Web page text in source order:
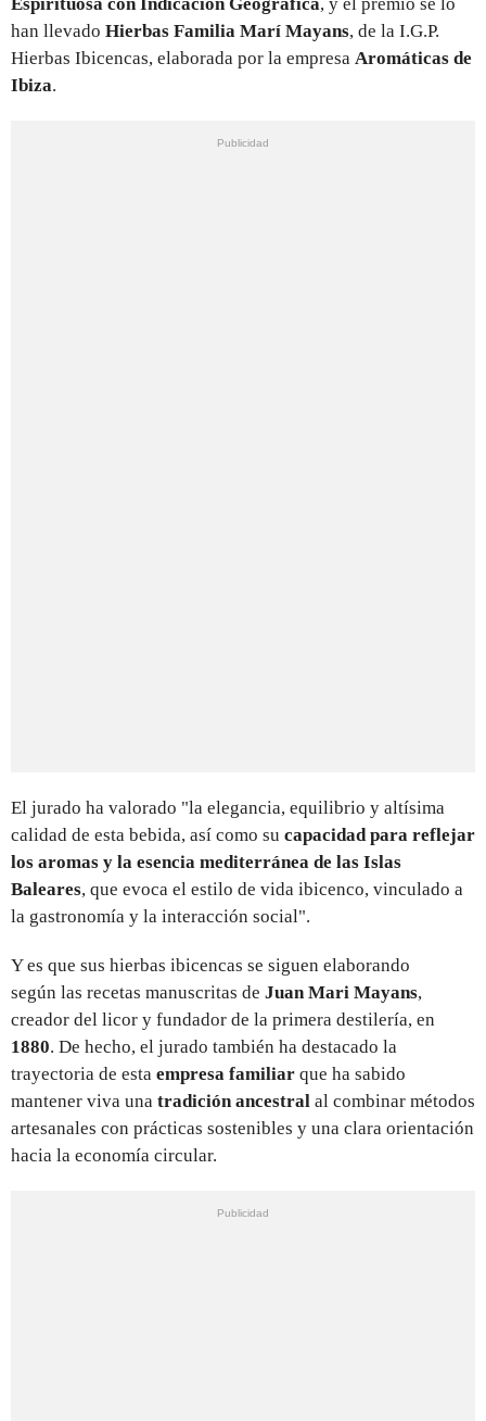
han llevado Hierbas Familia Marí Mayans, de la I.G.P.
Hierbas Ibicencas, elaborada por la empresa Aromáticas de
Ibiza.
El jurado ha valorado "la elegancia, equilibrio y altísima
calidad de esta bebida, así como su capacidad para reflejar
los aromas y la esencia mediterránea de las Islas
Baleares, que evoca el estilo de vida ibicenco, vinculado a
la gastronomía y la interacción social".
Y es que sus hierbas ibicencas se siguen elaborando
según las recetas manuscritas de Juan Mari Mayans,
creador del licor y fundador de la primera destilería, en
1880. De hecho, el jurado también ha destacado la
trayectoria de esta empresa familiar que ha sabido
mantener viva una tradición ancestral al combinar métodos
artesanales con prácticas sostenibles y una clara orientación
hacia la economía circular.